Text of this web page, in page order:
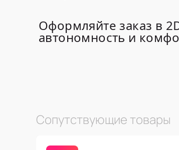
Оформляйте заказ в
автономность и
Сопутствующие товары